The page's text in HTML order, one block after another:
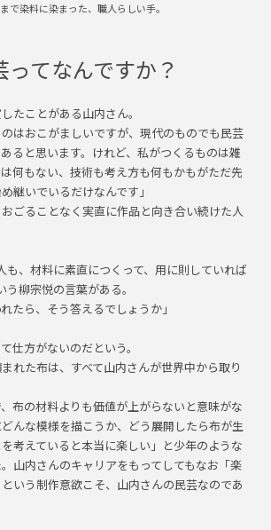
で染料に染まった、職人らしい手。
ってなんですか？
たことがある山内さん。
のはおこがましいですが、現代のものでも民芸
ると思います。けれど、私がつくるものは雑
何もない、技術も考え方も何もかもがただ先
継いでいるだけなんです」
ごることなく実直に作品と向き合い続けた人
も、材料に素直につくって、用に則していれば
柳宗悦の言葉がある。
たら、そう答えるでしょうか」
仕方がないのだという。
れた布は、すべて山内さんが世界中から取り
、布の材料よりも価値が上がらないと意味がな
んな模様を描こうか、どう展開したら布が生
考えていると本当に楽しい」と少年のような
山内さんのキャリアをもってしてもなお「楽
いう制作意欲こそ、山内さんの民芸なのであ